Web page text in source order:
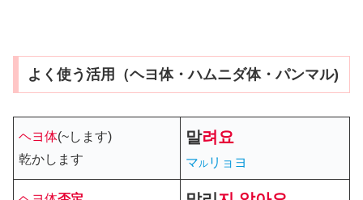
よく使う活用（ヘヨ体・ハムニダ体・パンマル)
ヘヨ体(~します)
乾かします
말려요
マル リョヨ